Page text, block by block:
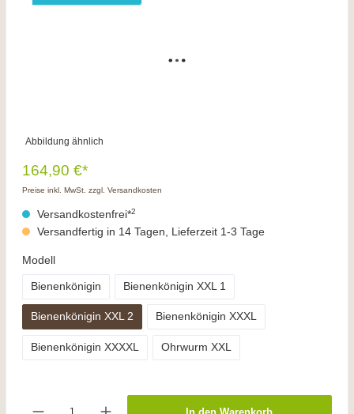
Abbildung ähnlich
164,90 €*
Preise inkl. MwSt. zzgl. Versandkosten
Versandkostenfrei*2
Versandfertig in 14 Tagen, Lieferzeit 1-3 Tage
Modell
Bienenkönigin Bienenkönigin XXL 1
Bienenkönigin XXL 2 Bienenkönigin XXXL
Bienenkönigin XXXXL Ohrwurm XXL